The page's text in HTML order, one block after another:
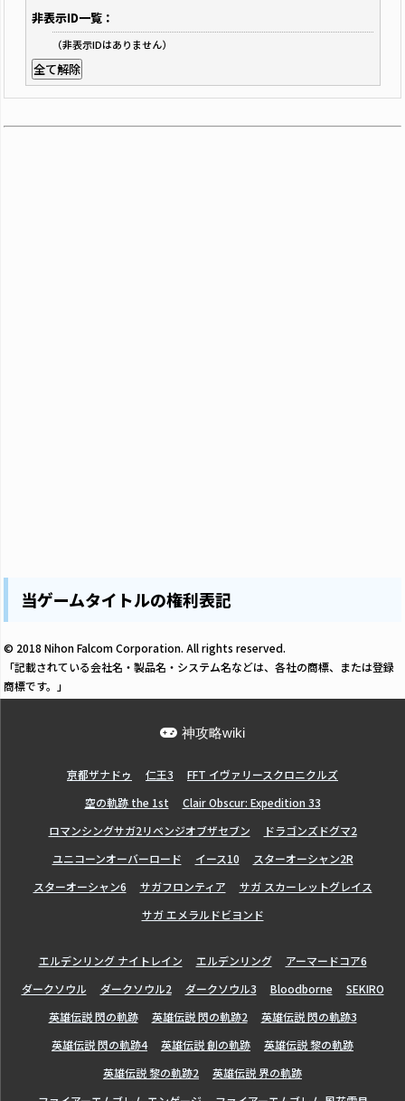
非表示ID一覧：
（非表示IDはありません）
全て解除
当ゲームタイトルの権利表記
© 2018 Nihon Falcom Corporation. All rights reserved.
「記載されている会社名・製品名・システム名などは、各社の商標、または登録
商標です。」
神攻略wiki
亰都ザナドゥ 仁王3
FFT イヴァリースクロニクルズ
空の軌跡 the 1st
Clair Obscur: Expedition 33
ロマンシングサガ2リベンジオブザセブン
ドラゴンズドグマ2
ユニコーンオーバーロード
イース10
スターオーシャン2R
スターオーシャン6
サガフロンティア
サガ スカーレットグレイス
サガ エメラルドビヨンド
エルデンリング ナイトレイン エルデンリング
アーマードコア6
ダークソウル
ダークソウル2 ダークソウル3 Bloodborne
SEKIRO
英雄伝説 閃の軌跡
英雄伝説 閃の軌跡2
英雄伝説 閃の軌跡3
英雄伝説 閃の軌跡4
英雄伝説 創の軌跡
英雄伝説 黎の軌跡
英雄伝説 黎の軌跡2
英雄伝説 界の軌跡